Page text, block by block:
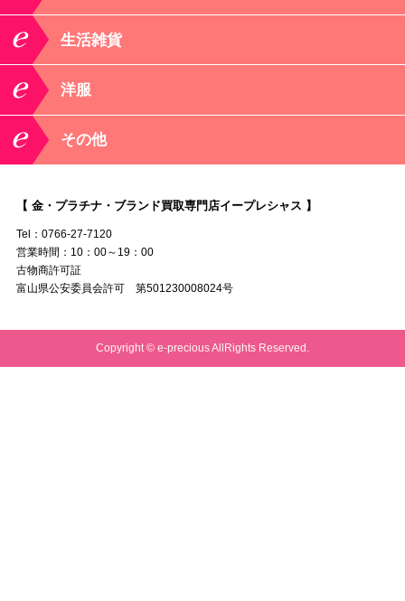
生活雑貨
洋服
その他
【 金・プラチナ・ブランド買取専門店イープレシャス 】
Tel：0766-27-7120
営業時間：10：00～19：00
古物商許可証
富山県公安委員会許可 第501230008024号
Copyright © e-precious AllRights Reserved.